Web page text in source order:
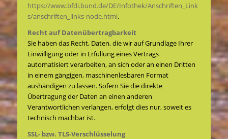
https://www.bfdi.bund.de/DE/Infothek/Anschriften_Link
s/anschriften_links-node.html.
Recht auf Datenübertragbarkeit
Sie haben das Recht, Daten, die wir auf Grundlage Ihrer
Einwilligung oder in Erfüllung eines Vertrags
automatisiert verarbeiten, an sich oder an einen Dritten
in einem gängigen, maschinenlesbaren Format
aushändigen zu lassen. Sofern Sie die direkte
Übertragung der Daten an einen anderen
Verantwortlichen verlangen, erfolgt dies nur, soweit es
technisch machbar ist.
SSL- bzw. TLS-Verschlüsselung